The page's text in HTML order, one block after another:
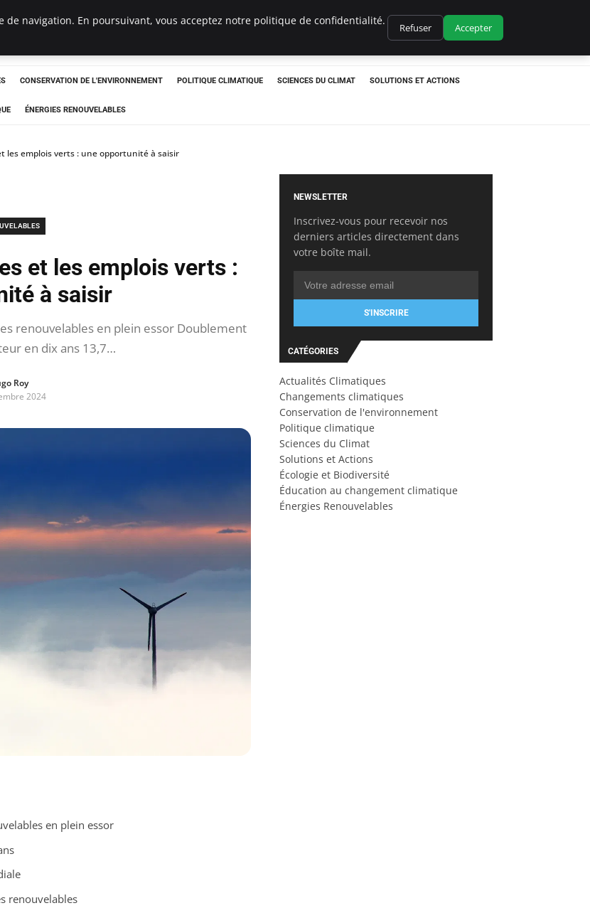
CONSERVATION DE L'ENVIRONNEMENT POLITIQUE CLIMATIQUE SCIENCES DU CLIMAT SOLUTIONS ET ACTIONS
ÉNERGIES RENOUVELABLES
les emplois verts : une opportunité à saisir
et les emplois verts :
à saisir
renouvelables en plein essor Doublement
en dix ans 13,7…
Roy
2024
en plein essor
renouvelables
NEWSLETTER
Inscrivez-vous pour recevoir nos
derniers articles directement dans
votre boîte mail.
S'INSCRIRE
CATÉGORIES
Actualités Climatiques
Changements climatiques
Conservation de l'environnement
Politique climatique
Sciences du Climat
Solutions et Actions
Écologie et Biodiversité
Éducation au changement climatique
Énergies Renouvelables
navigation. En poursuivant, vous acceptez notre politique de confidentialité.
Refuser Accepter